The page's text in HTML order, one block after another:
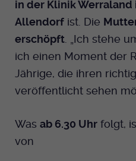
in der Klinik Werraland
Allendorf ist. Die
erschöpft. „Ich stehe
ich einen Moment der
Jährige, die ihren
veröffentlicht sehen
Was ab 6.30 Uhr folgt,
von
Zweck
Dieser
festzustellen
Backend
Name fe_typo_user
Laufzeit
Name _pk_id.424
Anbieter Medienhaus
Laufzeit 13 Monate
Name
Cookie-
Marketing
Reichweiten Analyse
Name _fbp
Anbieter Facebook
Cookie-
Youtube